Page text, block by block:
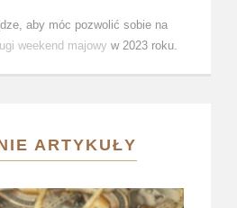
aby móc pozwolić sobie na
weekend majowy w 2023 roku.
ARTYKUŁY